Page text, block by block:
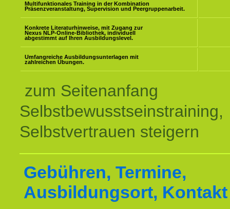
Multifunktionales Training in der Kombination
Präsenzveranstaltung, Supervision und Peergruppenarbeit.
Konkrete Literaturhinweise, mit Zugang zur
Nexus NLP-Online-Bibliothek, individuell
abgestimmt auf Ihren Ausbildungslevel.
Umfangreiche Ausbildungsunterlagen mit
zahlreichen Übungen.
zum Seitenanfang
Selbstbewusstseinstraining,
Selbstvertrauen steigern
Gebühren, Termine,
Ausbildungsort, Kontakt